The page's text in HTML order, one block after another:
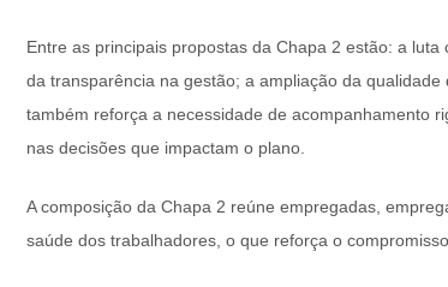
Entre as principais propostas da Chapa 2 estão: a
da transparência na gestão; a ampliação da
também reforça a necessidade de acompanhamento
nas decisões que impactam o plano.
A composição da Chapa 2 reúne empregadas,
saúde dos trabalhadores, o que reforça o